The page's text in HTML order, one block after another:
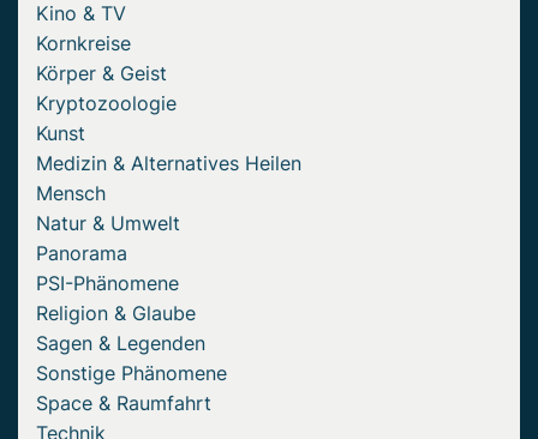
Kino & TV
Kornkreise
Körper & Geist
Kryptozoologie
Kunst
Medizin & Alternatives Heilen
Mensch
Natur & Umwelt
Panorama
PSI-Phänomene
Religion & Glaube
Sagen & Legenden
Sonstige Phänomene
Space & Raumfahrt
Technik